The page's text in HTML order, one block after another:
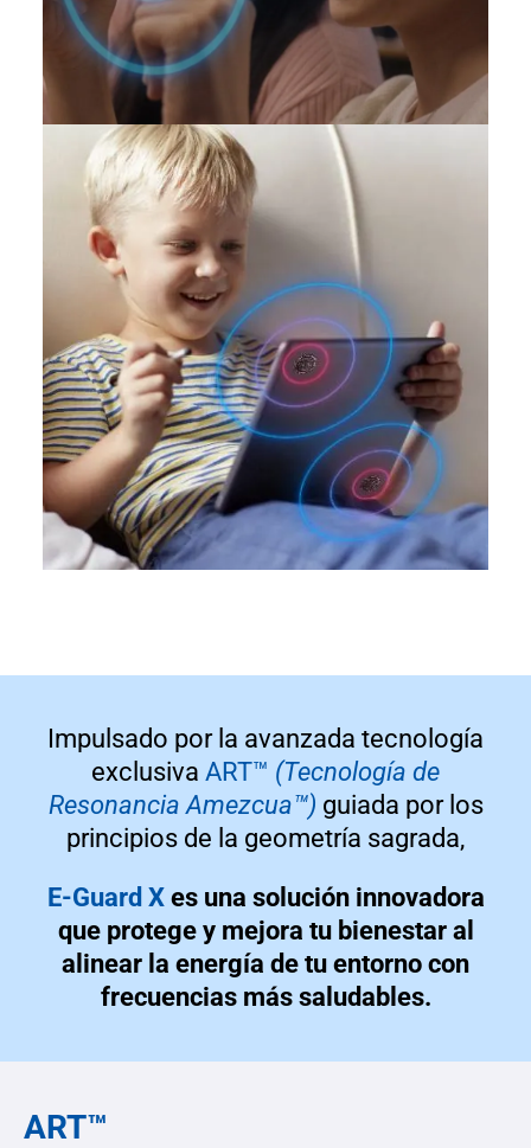
Impulsado por la avanzada tecnología
exclusiva ART™ (Tecnología de
Resonancia Amezcua™) guiada por los
principios de la geometría sagrada,
E-Guard Xes una solución innovadora
que protege y mejora tu bienestar al
alinear la energía de tu entorno con
frecuencias más saludables.
ART™